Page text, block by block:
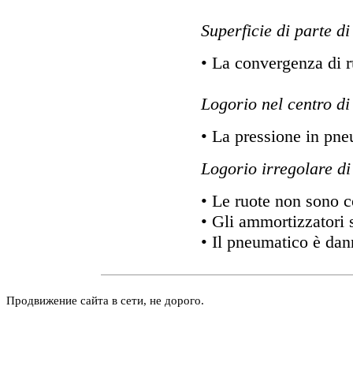
Superficie di parte
• La convergenza di
Logorio nel centro
• La pressione in
Logorio irregolare
• Le ruote non sono
• Gli ammortizzatori
• Il pneumatico è
Продвижение сайта в сети, не дорого.